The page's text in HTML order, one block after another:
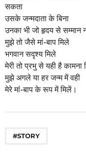
सकता
उसके जन्मदाता के बिना
उनका भी जो हृदय से सम्मान
मुझे तो जैसे मां-बाप मिले
भगवान सदृश्य मिले
मेरी तो प्रभु से यही है कामना
मुझे अगले या हर जन्म में वही
मेरे मां-बाप के रूप में मिलें।
#STORY